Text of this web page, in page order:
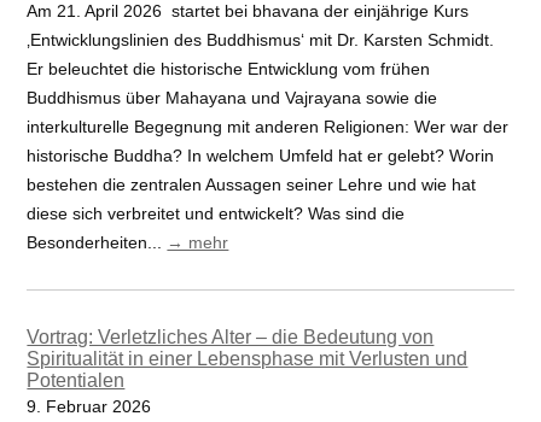
Am 21. April 2026 startet bei bhavana der einjährige Kurs
‚Entwicklungslinien des Buddhismus‘ mit Dr. Karsten Schmidt.
Er beleuchtet die historische Entwicklung vom frühen
Buddhismus über Mahayana und Vajrayana sowie die
interkulturelle Begegnung mit anderen Religionen: Wer war der
historische Buddha? In welchem Umfeld hat er gelebt? Worin
bestehen die zentralen Aussagen seiner Lehre und wie hat
diese sich verbreitet und entwickelt? Was sind die
Besonderheiten... → mehr
Vortrag: Verletzliches Alter – die Bedeutung von
Spiritualität in einer Lebensphase mit Verlusten und
Potentialen
9. Februar 2026